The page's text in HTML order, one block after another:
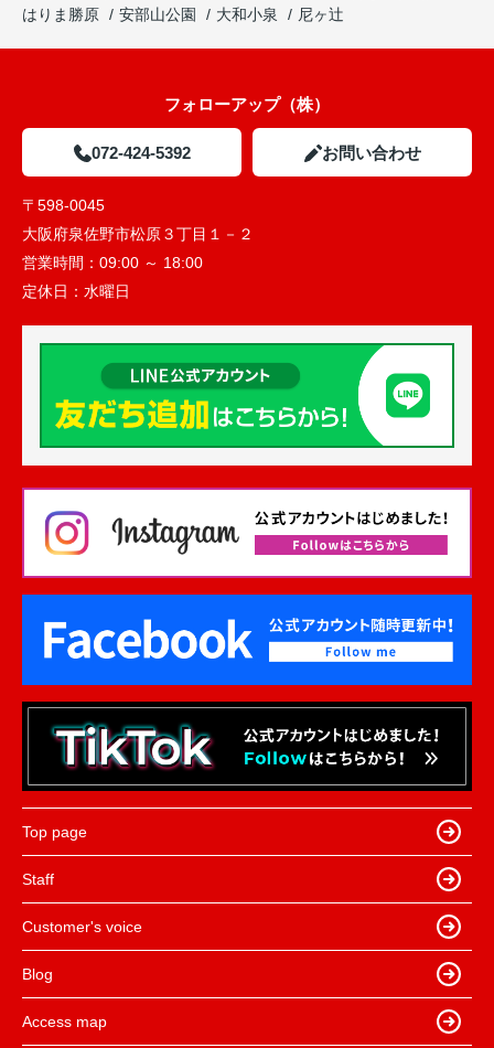
はりま勝原
安部山公園 大和小泉 尼ヶ辻
フォローアップ（株）
072-424-5392 お問い合わせ
〒598-0045
大阪府泉佐野市松原３丁目１－２
営業時間： 09:00 ～ 18:00
定休日： 水曜日
Top page
Staff
Customer's voice
Blog
Access map